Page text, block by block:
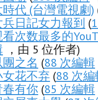
時代 (台灣電視劇)
兵日記女力報到 (
看次数最多的
，由 5 位作者)
團之名 (88 次編輯
女花不弃 (88 次
春有你 (85 次編輯